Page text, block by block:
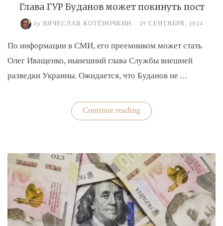
Глава ГУР Буданов может покинуть пост
by ВЯЧЕСЛАВ КОТЁНОЧКИН / 29 СЕНТЯБРЯ, 2024
По информации в СМИ, его преемником может стать
Олег Иващенко, нынешний глава Службы внешней
разведки Украины. Ожидается, что Буданов не …
Continue reading«Глава
ГУР
пост»